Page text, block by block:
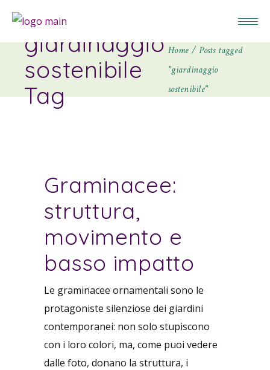
giardinaggio
sostenibile
Tag
Home
Posts tagged
"giardinaggio
sostenibile"
Graminacee:
struttura,
movimento e
basso impatto
Le graminacee ornamentali sono le
protagoniste silenziose dei giardini
contemporanei: non solo stupiscono
con i loro colori, ma, come puoi vedere
dalle foto, donano la struttura, i